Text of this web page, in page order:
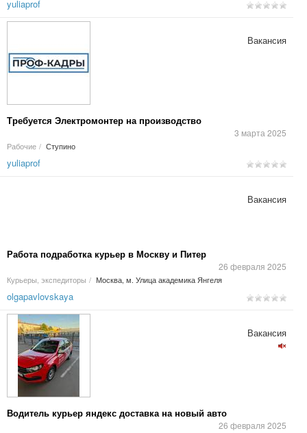
yuliaprof
Требуется Электромонтер на производство
3 марта 2025
Рабочие / Ступино
Вакансия
yuliaprof
Работа подработка курьер в Москву и Питер
26 февраля 2025
Курьеры, экспедиторы / Москва, м. Улица академика Янгеля
Вакансия
olgapavlovskaya
Водитель курьер яндекс доставка на новый авто
26 февраля 2025
Вакансия